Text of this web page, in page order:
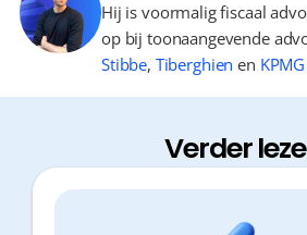
Hij is voormalig fiscaal
op bij toonaangevende
Stibbe, Tiberghien en
Verder